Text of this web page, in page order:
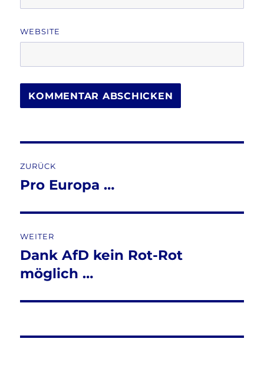
WEBSITE
ZURÜCK
Vorheriger
Pro Europa …
WEITER
Nächster
Beitrag:
Dank AfD kein Rot-Rot
möglich …